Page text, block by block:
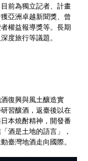
前為獨立記者、計畫
亞洲卓越新聞獎、曾
權益報導獎等。長期
度旅行等議題。
復興與風土釀造實
習釀酒，返臺後以在
本燒酎精神，開發番
酒是土地的語言」，
臺灣地酒走向國際。